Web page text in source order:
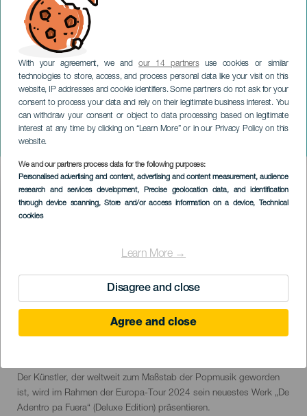
With your agreement, we andour 14 partnersuse cookies or similar
technologies to store, access, and process personal data like your visit on this
website, IP addresses and cookie identifiers. Some partners do not ask for your
consent to process your data and rely on their legitimate business interest. You
can withdraw your consent or object to data processing based on legitimate
interest at any time by clicking on “Learn More” or in our Privacy Policy on this
website.
We and our partners process data for the following purposes:
Personalised advertising and content, advertising and content measurement, audience
research and services development, Precise geolocation data, and identification
through device scanning, Store and/or access information on a device, Technical
cookies
Learn More →
Disagree and close
Agree and close
Camilo en Tenerife
TENERIFE
Imagen
Listado
VERGANGENE VERANSTALTUNG
del
evento
Der Künstler, der weltweit zum Maßstab der Popmusik geworden
ist, wird im Rahmen der Europa-Tour 2024 sein neuestes Werk „De
Adentro pa Fuera“ (Deluxe Edition) präsentieren.